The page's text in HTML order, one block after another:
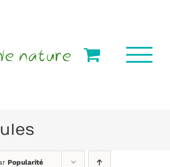
Popularité